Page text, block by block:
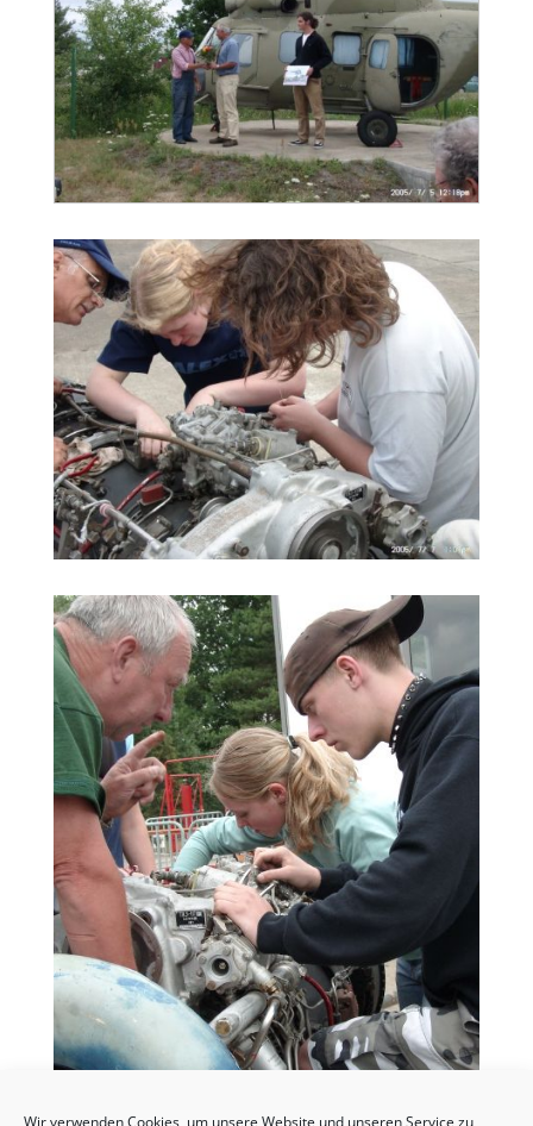
Wir verwenden Cookies, um unsere Website und unseren Service zu